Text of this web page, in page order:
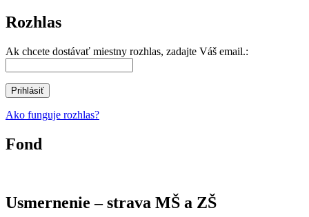
Rozhlas
Ak chcete dostávať miestny rozhlas, zadajte Váš email.:
Ako funguje rozhlas?
Fond
Usmernenie – strava MŠ a ZŠ